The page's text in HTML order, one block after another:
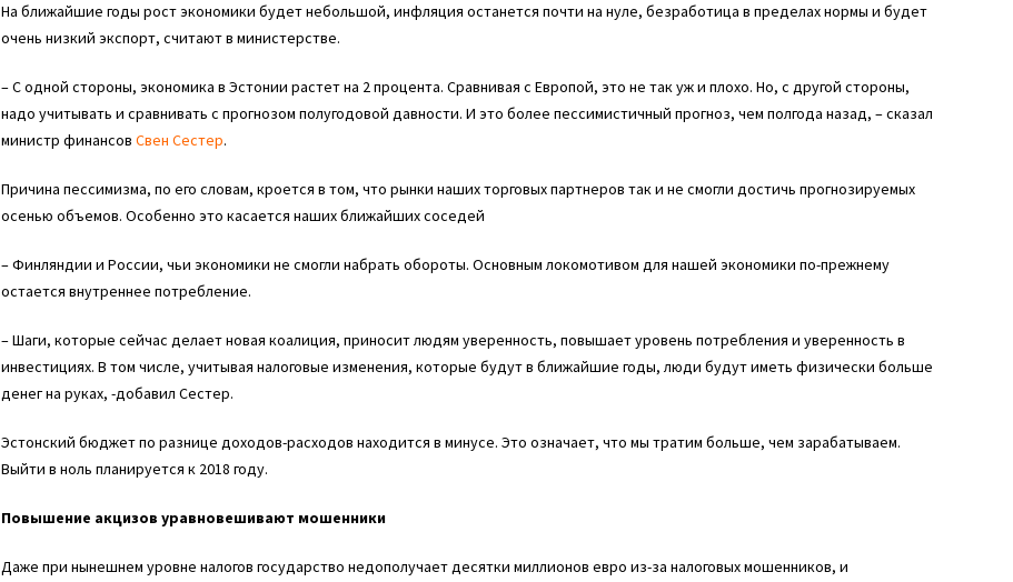
На ближайшие годы рост экономики будет небольшой, инфляция останется почти на нуле, безработица в пределах нормы и будет
очень низкий экспорт, считают в министерстве.
– С одной стороны, экономика в Эстонии растет на 2 процента. Сравнивая с Европой, это не так уж и плохо. Но, с другой стороны,
надо учитывать и сравнивать с прогнозом полугодовой давности. И это более пессимистичный прогноз, чем полгода назад, – сказал
министр финансов Свен Сестер.
Причина пессимизма, по его словам, кроется в том, что рынки наших торговых партнеров так и не смогли достичь прогнозируемых
осенью объемов. Особенно это касается наших ближайших соседей
– Финляндии и России, чьи экономики не смогли набрать обороты. Основным локомотивом для нашей экономики по-прежнему
остается внутреннее потребление.
– Шаги, которые сейчас делает новая коалиция, приносит людям уверенность, повышает уровень потребления и уверенность в
инвестициях. В том числе, учитывая налоговые изменения, которые будут в ближайшие годы, люди будут иметь физически больше
денег на руках, -добавил Сестер.
Эстонский бюджет по разнице доходов-расходов находится в минусе. Это означает, что мы тратим больше, чем зарабатываем.
Выйти в ноль планируется к 2018 году.
Повышение акцизов уравновешивают мошенники
Даже при нынешнем уровне налогов государство недополучает десятки миллионов евро из-за налоговых мошенников, и